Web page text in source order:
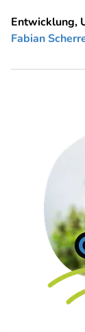
Entwicklung,
Fabian